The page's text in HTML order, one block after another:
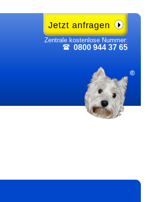
Zentrale kosten­lose Nummer:
0800 944 37 65
Jetzt anfragen